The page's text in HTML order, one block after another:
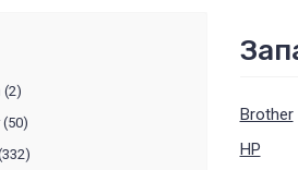
(2)
(50)
Brother
HP